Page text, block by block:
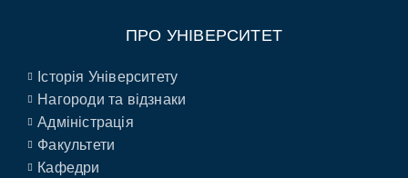
ПРО УНІВЕРСИТЕТ
Історія Університету
Нагороди та відзнаки
Адміністрація
Факультети
Кафедри